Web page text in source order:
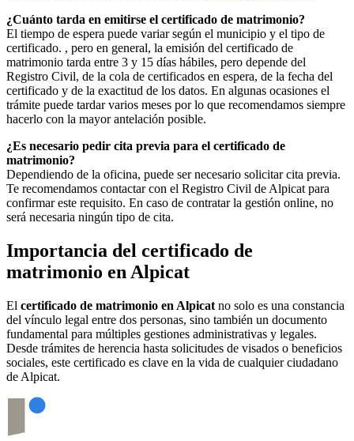
¿Cuánto tarda en emitirse el certificado de matrimonio?
El tiempo de espera puede variar según el municipio y el tipo de
certificado. , pero en general, la emisión del certificado de
matrimonio tarda entre 3 y 15 días hábiles, pero depende del
Registro Civil, de la cola de certificados en espera, de la fecha del
certificado y de la exactitud de los datos. En algunas ocasiones el
trámite puede tardar varios meses por lo que recomendamos siempre
hacerlo con la mayor antelación posible.
¿Es necesario pedir cita previa para el certificado de
matrimonio?
Dependiendo de la oficina, puede ser necesario solicitar cita previa.
Te recomendamos contactar con el Registro Civil de Alpicat para
confirmar este requisito. En caso de contratar la gestión online, no
será necesaria ningún tipo de cita.
Importancia del certificado de
matrimonio en Alpicat
El certificado de matrimonio en Alpicat no solo es una constancia
del vínculo legal entre dos personas, sino también un documento
fundamental para múltiples gestiones administrativas y legales.
Desde trámites de herencia hasta solicitudes de visados o beneficios
sociales, este certificado es clave en la vida de cualquier ciudadano
de Alpicat.